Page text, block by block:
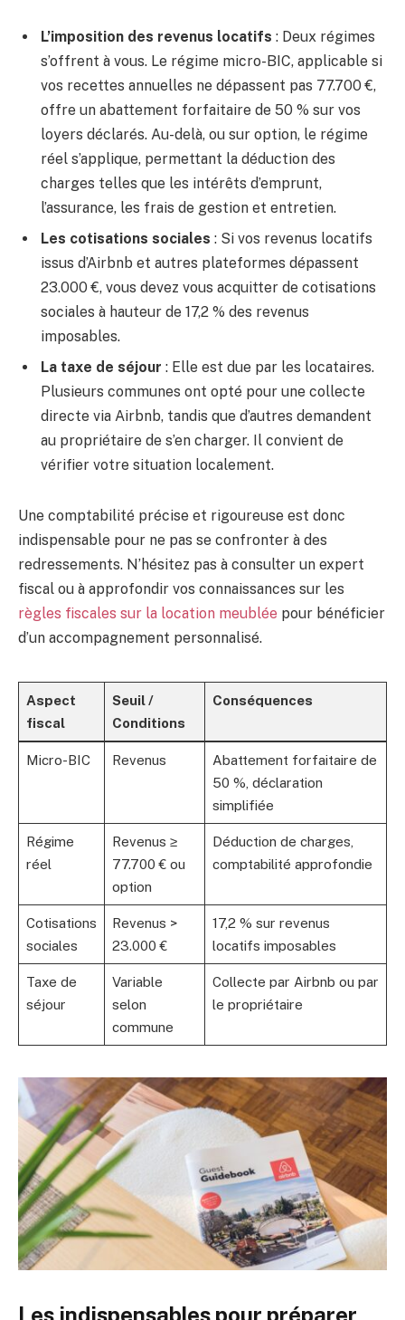
L’imposition des revenus locatifs : Deux régimes
s’offrent à vous. Le régime micro-BIC, applicable si
vos recettes annuelles ne dépassent pas 77.700 €,
offre un abattement forfaitaire de 50 % sur vos
loyers déclarés. Au-delà, ou sur option, le régime
réel s’applique, permettant la déduction des
charges telles que les intérêts d’emprunt,
l’assurance, les frais de gestion et entretien.
Les cotisations sociales : Si vos revenus locatifs
issus d’Airbnb et autres plateformes dépassent
23.000 €, vous devez vous acquitter de cotisations
sociales à hauteur de 17,2 % des revenus
imposables.
La taxe de séjour : Elle est due par les locataires.
Plusieurs communes ont opté pour une collecte
directe via Airbnb, tandis que d’autres demandent
au propriétaire de s’en charger. Il convient de
vérifier votre situation localement.
Une comptabilité précise et rigoureuse est donc
indispensable pour ne pas se confronter à des
redressements. N’hésitez pas à consulter un expert
fiscal ou à approfondir vos connaissances sur les
règles fiscales sur la location meublée pour bénéficier
d’un accompagnement personnalisé.
Aspect
fiscal
Seuil /
Conditions
Conséquences
Micro-BIC Revenus
Abattement forfaitaire de
50 %, déclaration
simplifiée
Régime
réel
Revenus ≥
77.700 € ou
option
Déduction de charges,
comptabilité approfondie
Cotisations
sociales
Revenus >
23.000 €
17,2 % sur revenus
locatifs imposables
Taxe de
séjour
Variable
selon
commune
Collecte par Airbnb ou par
le propriétaire
Les indispensables pour préparer